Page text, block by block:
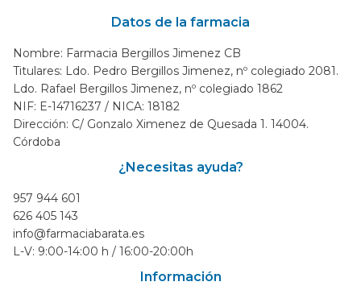
Datos de la farmacia
Nombre: Farmacia Bergillos Jimenez CB
Titulares: Ldo. Pedro Bergillos Jimenez, nº colegiado 2081.
Ldo. Rafael Bergillos Jimenez, nº colegiado 1862
NIF: E-14716237 / NICA: 18182
Dirección: C/ Gonzalo Ximenez de Quesada 1. 14004.
Córdoba
¿Necesitas ayuda?
957 944 601
626 405 143
info@farmaciabarata.es
L-V: 9:00-14:00 h / 16:00-20:00h
Información